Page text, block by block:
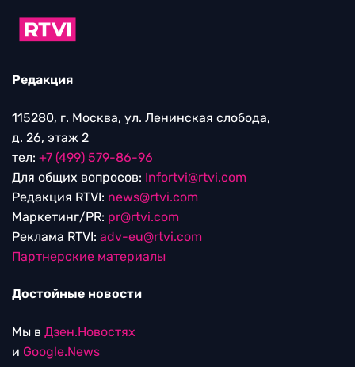
Редакция
115280, г. Москва, ул. Ленинская слобода,
д. 26, этаж 2
тел: +7 (499) 579-86-96
Для общих вопросов: Infortvi@rtvi.com
Редакция RTVI: news@rtvi.com
Маркетинг/PR: pr@rtvi.com
Реклама RTVI: adv-eu@rtvi.com
Партнерские материалы
Достойные новости
Мы в Дзен.Новостях
и Google.News